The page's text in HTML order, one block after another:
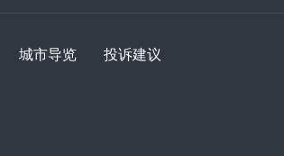
城市导览 投诉建议